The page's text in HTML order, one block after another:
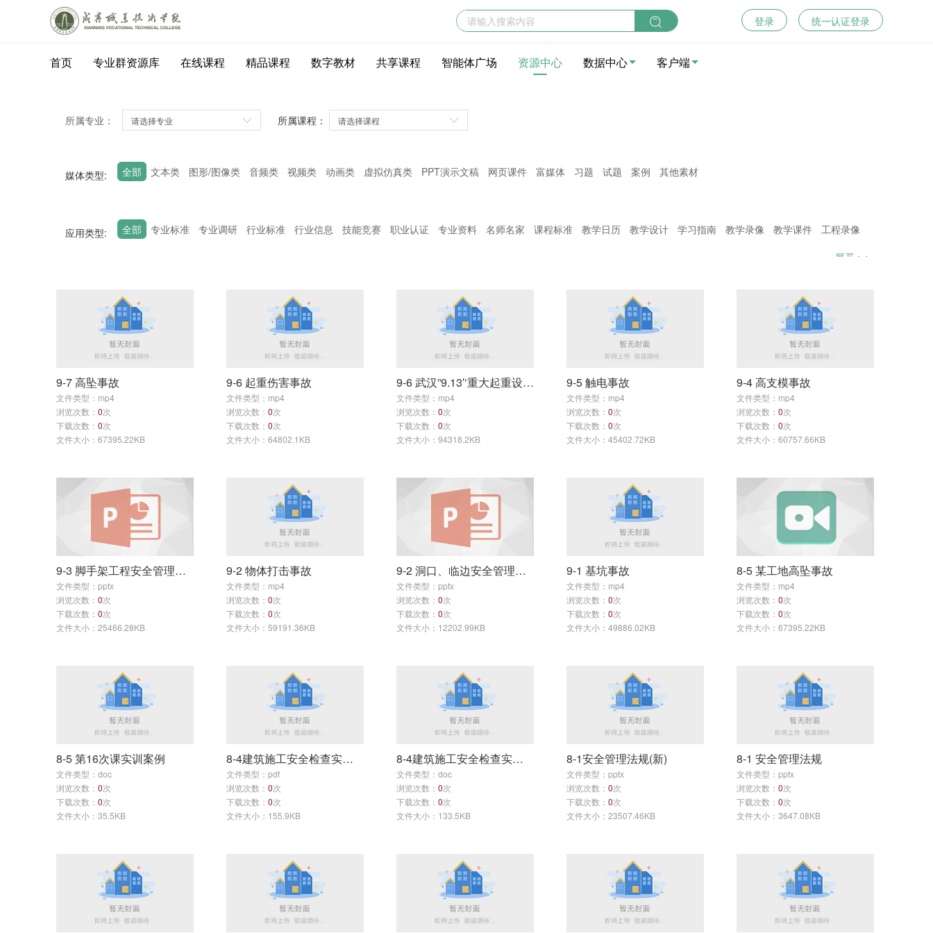
登录 统一认证登录
首页 专业群资源库 在线课程 精品课程 数字教材 共享课程 智能体广场 资源中心 数据中心 客户端
所属专业： 所属课程：
媒体类型: 全部 文本类 图形/图像类 音频类 视频类 动画类 虚拟仿真类 PPT演示文稿 网页课件 富媒体 习题 试题 案例 其他素材
应用类型: 全部 专业标准 专业调研 行业标准 行业信息 技能竞赛 职业认证 专业资料 名师名家 课程标准 教学日历 教学设计 学习指南 教学录像 教学课件
工程录像
展开
9-7 高坠事故
文件类型：mp4
浏览次数： 0次
下载次数： 0次
文件大小：67395.22KB
9-6 起重伤害事故
文件类型：mp4
浏览次数： 0次
下载次数： 0次
文件大小：64802.1KB
9-6 武汉”9.13′‘重大起重设备事故
文件类型：mp4
浏览次数： 0次
下载次数： 0次
文件大小：94318.2KB
9-5 触电事故
文件类型：mp4
浏览次数： 0次
下载次数： 0次
文件大小：45402.72KB
9-4 高支模事故
文件类型：mp4
浏览次数： 0次
下载次数： 0次
文件大小：60757.66KB
9-3 脚手架工程安全管理（更新）
文件类型：pptx
浏览次数： 0次
下载次数： 0次
文件大小：25466.28KB
9-2 物体打击事故
文件类型：mp4
浏览次数： 0次
下载次数： 0次
文件大小：59191.36KB
9-2 洞口、临边安全管理（更新）
文件类型：pptx
浏览次数： 0次
下载次数： 0次
文件大小：12202.99KB
9-1 基坑事故
文件类型：mp4
浏览次数： 0次
下载次数： 0次
文件大小：49886.02KB
8-5 某工地高坠事故
文件类型：mp4
浏览次数： 0次
下载次数： 0次
文件大小：67395.22KB
8-5 第16次课实训案例
文件类型：doc
浏览次数： 0次
下载次数： 0次
文件大小：35.5KB
8-4建筑施工安全检查实训课用汇总表及分项检查评分表
文件类型：pdf
浏览次数： 0次
下载次数： 0次
文件大小：155.9KB
8-4建筑施工安全检查实训课用汇总表及分项检查评分表
文件类型：doc
浏览次数： 0次
下载次数： 0次
文件大小：133.5KB
8-1安全管理法规(新)
文件类型：pptx
浏览次数： 0次
下载次数： 0次
文件大小：23507.46KB
8-1 安全管理法规
文件类型：pptx
浏览次数： 0次
下载次数： 0次
文件大小：3647.08KB